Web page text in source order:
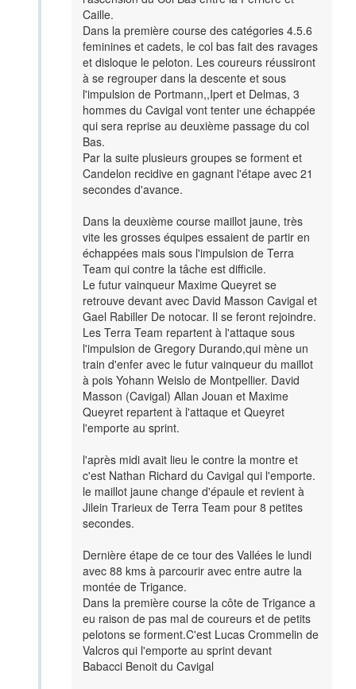
Caille.
Dans la première course des catégories 4.5.6
feminines et cadets, le col bas fait des ravages
et disloque le peloton. Les coureurs réussiront
à se regrouper dans la descente et sous
l'impulsion de Portmann,,Ipert et Delmas, 3
hommes du Cavigal vont tenter une échappée
qui sera reprise au deuxième passage du col
Bas.
Par la suite plusieurs groupes se forment et
Candelon recidive en gagnant l'étape avec 21
secondes d'avance.
Dans la deuxième course maillot jaune, très
vite les grosses équipes essaient de partir en
échappées mais sous l'impulsion de Terra
Team qui contre la tâche est difficile.
Le futur vainqueur Maxime Queyret se
retrouve devant avec David Masson Cavigal et
Gael Rabiller De notocar. Il se feront rejoindre.
Les Terra Team repartent à l'attaque sous
l'impulsion de Gregory Durando,qui mène un
train d'enfer avec le futur vainqueur du maillot
à pois Yohann Weislo de Montpellier. David
Masson (Cavigal) Allan Jouan et Maxime
Queyret repartent à l'attaque et Queyret
l'emporte au sprint.
l'après midi avait lieu le contre la montre et
c'est Nathan Richard du Cavigal qui l'emporte.
le maillot jaune change d'épaule et revient à
Jilein Trarieux de Terra Team pour 8 petites
secondes.
Dernière étape de ce tour des Vallées le lundi
avec 88 kms à parcourir avec entre autre la
montée de Trigance.
Dans la première course la côte de Trigance a
eu raison de pas mal de coureurs et de petits
pelotons se forment.C'est Lucas Crommelin de
Valcros qui l'emporte au sprint devant
Babacci Benoit du Cavigal